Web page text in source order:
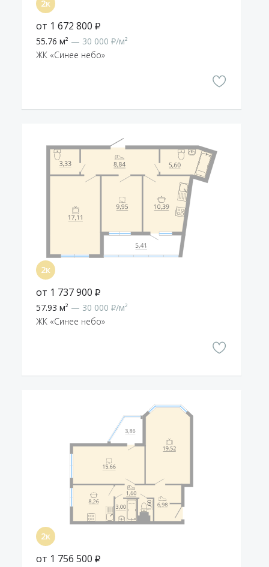
от 1 672 800 ₽
55.76 м² — 30 000 ₽/м²
ЖК «Синее небо»
от 1 737 900 ₽
57.93 м² — 30 000 ₽/м²
ЖК «Синее небо»
от 1 756 500 ₽